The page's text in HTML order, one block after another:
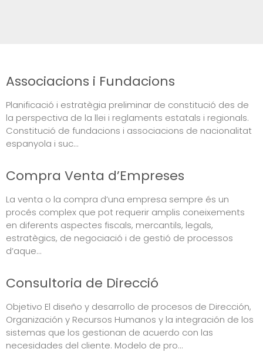
Associacions i Fundacions
Planificació i estratègia preliminar de constitució des de
la perspectiva de la llei i reglaments estatals i regionals.
Constitució de fundacions i associacions de nacionalitat
espanyola i suc...
Compra Venta d’Empreses
La venta o la compra d’una empresa sempre és un
procés complex que pot requerir amplis coneixements
en diferents aspectes fiscals, mercantils, legals,
estratègics, de negociació i de gestió de processos
d’aque...
Consultoria de Direcció
Objetivo El diseño y desarrollo de procesos de Dirección,
Organización y Recursos Humanos y la integración de los
sistemas que los gestionan de acuerdo con las
necesidades del cliente. Modelo de pro...